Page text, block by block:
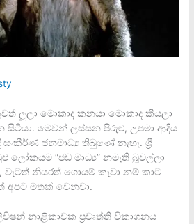
ලූලා මොකාද කනයා මොකාද කියලා
සිටියා. මෙවන් ලස්සන පිරුළු, උපමා ආදිය
ජනමාධ්‍ය තිබුණේ නැහැ. ශ්‍රී
“ජඩ මාධ්‍ය” නමැති බූවල්ලා
නියරත් ගොයම් කෑවා නම් කාට
අපට මතක් වෙනවා.
නාළිකාවක ප්‍රවෘත්ති විකාශනය